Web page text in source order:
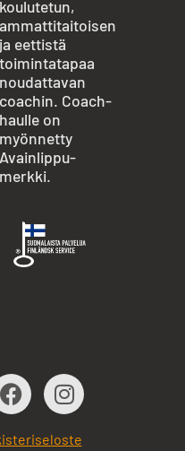
koulutetun,
ammattitaitoisen
ja eettistä
toimintatapaa
noudattavan
coachin. Coach-
haulle on
myönnetty
Avainlippu-
merkki.